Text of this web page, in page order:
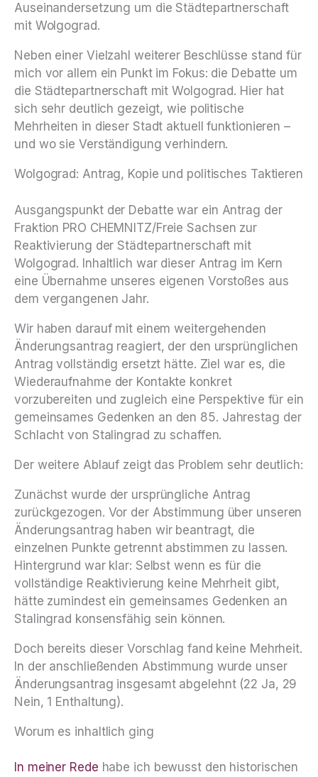
Auseinandersetzung um die Städtepartnerschaft
mit Wolgograd.
Neben einer Vielzahl weiterer Beschlüsse stand für
mich vor allem ein Punkt im Fokus: die Debatte um
die Städtepartnerschaft mit Wolgograd. Hier hat
sich sehr deutlich gezeigt, wie politische
Mehrheiten in dieser Stadt aktuell funktionieren –
und wo sie Verständigung verhindern.
Wolgograd: Antrag, Kopie und politisches Taktieren
Ausgangspunkt der Debatte war ein Antrag der
Fraktion PRO CHEMNITZ/Freie Sachsen zur
Reaktivierung der Städtepartnerschaft mit
Wolgograd. Inhaltlich war dieser Antrag im Kern
eine Übernahme unseres eigenen Vorstoßes aus
dem vergangenen Jahr.
Wir haben darauf mit einem weitergehenden
Änderungsantrag reagiert, der den ursprünglichen
Antrag vollständig ersetzt hätte. Ziel war es, die
Wiederaufnahme der Kontakte konkret
vorzubereiten und zugleich eine Perspektive für ein
gemeinsames Gedenken an den 85. Jahrestag der
Schlacht von Stalingrad zu schaffen.
Der weitere Ablauf zeigt das Problem sehr deutlich:
Zunächst wurde der ursprüngliche Antrag
zurückgezogen. Vor der Abstimmung über unseren
Änderungsantrag haben wir beantragt, die
einzelnen Punkte getrennt abstimmen zu lassen.
Hintergrund war klar: Selbst wenn es für die
vollständige Reaktivierung keine Mehrheit gibt,
hätte zumindest ein gemeinsames Gedenken an
Stalingrad konsensfähig sein können.
Doch bereits dieser Vorschlag fand keine Mehrheit.
In der anschließenden Abstimmung wurde unser
Änderungsantrag insgesamt abgelehnt (22 Ja, 29
Nein, 1 Enthaltung).
Worum es inhaltlich ging
In meiner Rede habe ich bewusst den historischen